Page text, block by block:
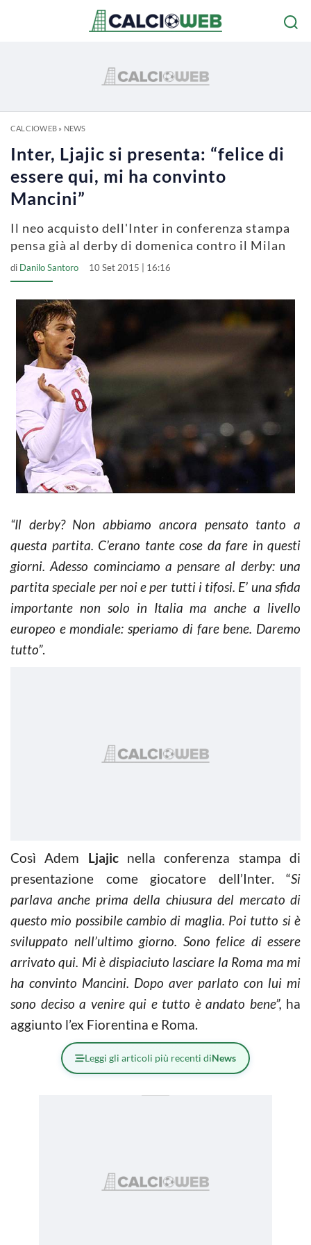
CALCIOWEB» NEWS
Inter, Ljajic si presenta: “felice di
essere qui, mi ha convinto
Mancini”
Il neo acquisto dell'Inter in conferenza stampa
pensa già al derby di domenica contro il Milan
di Danilo Santoro 10 Set 2015 | 16:16
“Il derby? Non abbiamo ancora pensato tanto a
questa partita. C’erano tante cose da fare in questi
giorni. Adesso cominciamo a pensare al derby: una
partita speciale per noi e per tutti i tifosi. E’ una sfida
importante non solo in Italia ma anche a livello
europeo e mondiale: speriamo di fare bene. Daremo
tutto”.
Così Adem Ljajicnella conferenza stampa di
presentazione come giocatore dell’Inter. “Si
parlava anche prima della chiusura del mercato di
questo mio possibile cambio di maglia. Poi tutto si è
sviluppato nell’ultimo giorno. Sono felice di essere
arrivato qui. Mi è dispiaciuto lasciare la Roma ma mi
ha convinto Mancini. Dopo aver parlato con lui mi
sono deciso a venire qui e tutto è andato bene”, ha
aggiunto l’ex Fiorentina e Roma.
Leggi gli articoli più recenti diNews